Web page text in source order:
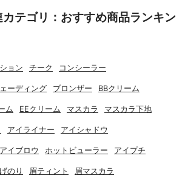
テゴリ：おすすめ商品ランキン
ョン チーク コンシーラー
ーディング ブロンザー BBクリーム
ム EEクリーム マスカラ マスカラ下地
アイライナー アイシャドウ
アイブロウ ホットビューラー アイプチ
のり 眉ティント 眉マスカラ